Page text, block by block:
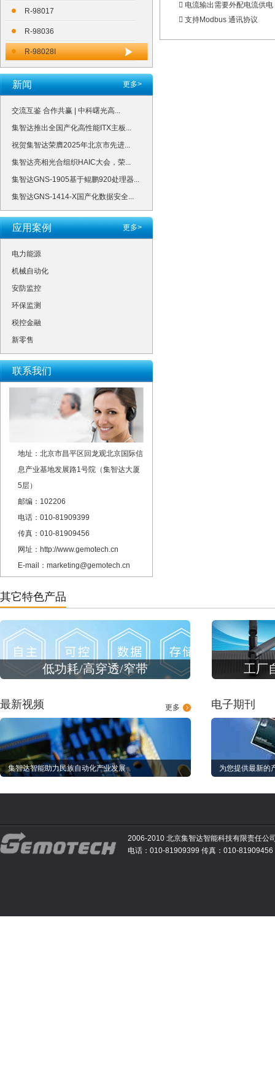
R-98017
R-98036
R-98028I
更多>
新闻
交流互鉴 合作共赢 | 中科曙光高...
集智达推出全国产化高性能ITX主板...
祝贺集智达荣膺2025年北京市先进...
集智达亮相光合组织HAIC大会，荣...
集智达GNS-1905基于鲲鹏920处理器...
集智达GNS-1414-X国产化数据安全...
更多>
应用案例
电力能源
机械自动化
安防监控
环保监测
税控金融
新零售
联系我们
地址：北京市昌平区回龙观北京国际信
息产业基地发展路1号院（集智达大厦
5层）
邮编：102206
电话：010-81909399
传真：010-81909456
网址：http://www.gemotech.cn
E-mail：marketing@gemotech.cn
 电流输出需要外配电流供电
 支持Modbus 通讯协议
其它特色产品
低功耗/高穿透/窄带 工厂
更多
最新视频
集智达智能助力民族自动化产业发展
电子期刊
为您提供最新的
2006-2010 北京集智达智能科技有限责任公
电话：010-81909399 传真：010-